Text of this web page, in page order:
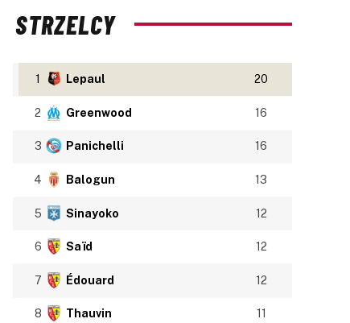
STRZELCY
1 Lepaul 20
2 Greenwood 16
3 Panichelli 16
4 Balogun 13
5 Sinayoko 12
6 Saïd 12
7 Édouard 12
8 Thauvin 11